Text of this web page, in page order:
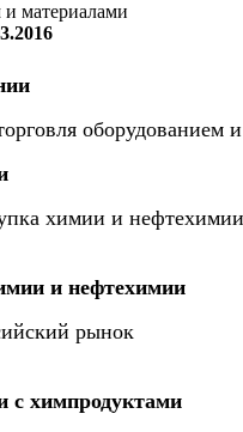
и материалами
оборудованием
химии и
и нефтехимии
рынок
c химпродуктами